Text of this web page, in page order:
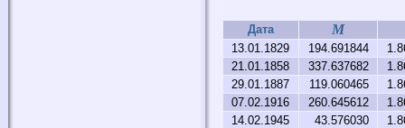
Дата M
13.01.1829 194.691844
21.01.1858
337.637682
29.01.1887
119.060465
07.02.1916
260.645612
14.02.1945
43.576030